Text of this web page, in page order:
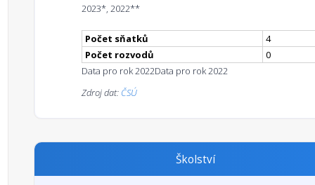
2023*, 2022**
Počet sňatků
4
Počet rozvodů
0
Data pro rok 2022Data pro rok 2022
Zdroj dat: ČSÚ
Školství